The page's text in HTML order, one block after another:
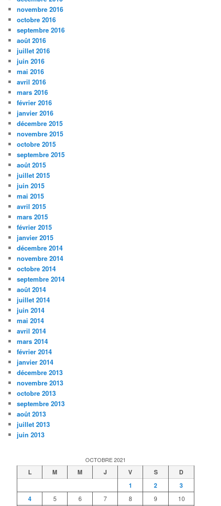
novembre 2016
octobre 2016
septembre 2016
août 2016
juillet 2016
juin 2016
mai 2016
avril 2016
mars 2016
février 2016
janvier 2016
décembre 2015
novembre 2015
octobre 2015
septembre 2015
août 2015
juillet 2015
juin 2015
mai 2015
avril 2015
mars 2015
février 2015
janvier 2015
décembre 2014
novembre 2014
octobre 2014
septembre 2014
août 2014
juillet 2014
juin 2014
mai 2014
avril 2014
mars 2014
février 2014
janvier 2014
décembre 2013
novembre 2013
octobre 2013
septembre 2013
août 2013
juillet 2013
juin 2013
OCTOBRE 2021
L M M J V S
D
1
2
3
4
5 6 7 8 9 10